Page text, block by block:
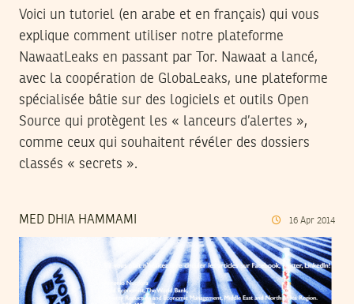
Voici un tutoriel (en arabe et en français) qui vous
explique comment utiliser notre plateforme
NawaatLeaks en passant par Tor. Nawaat a lancé,
avec la coopération de GlobaLeaks, une plateforme
spécialisée bâtie sur des logiciels et outils Open
Source qui protègent les « lanceurs d’alertes »,
comme ceux qui souhaitent révéler des dossiers
classés « secrets ».
MED DHIA HAMMAMI 16 Apr 2014